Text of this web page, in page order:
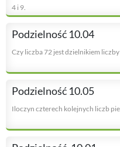
4 i 9.
Podzielność 10.04
Czy liczba 72 jest dzielnikiem
Podzielność 10.05
Iloczyn czterech kolejnych liczb